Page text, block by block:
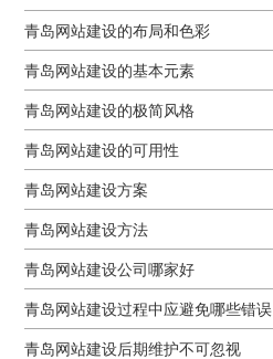
青岛网站建设的布局和色彩
青岛网站建设的基本元素
青岛网站建设的极简风格
青岛网站建设的可用性
青岛网站建设方案
青岛网站建设方法
青岛网站建设公司哪家好
青岛网站建设过程中应避免哪些错误
青岛网站建设后期维护不可忽视